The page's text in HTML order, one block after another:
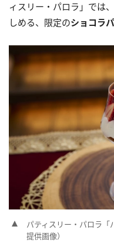
ィスリー・パロラ」では
しめる、限定のショコラ
パティスリー・パロラ
提供画像）